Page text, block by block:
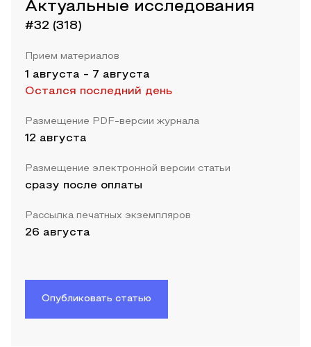
Актуальные исследования
#32 (318)
Прием материалов
1 августа - 7 августа
Остался последний день
Размещение PDF-версии журнала
12 августа
Размещение электронной версии статьи
сразу после оплаты
Рассылка печатных экземпляров
26 августа
Опубликовать статью